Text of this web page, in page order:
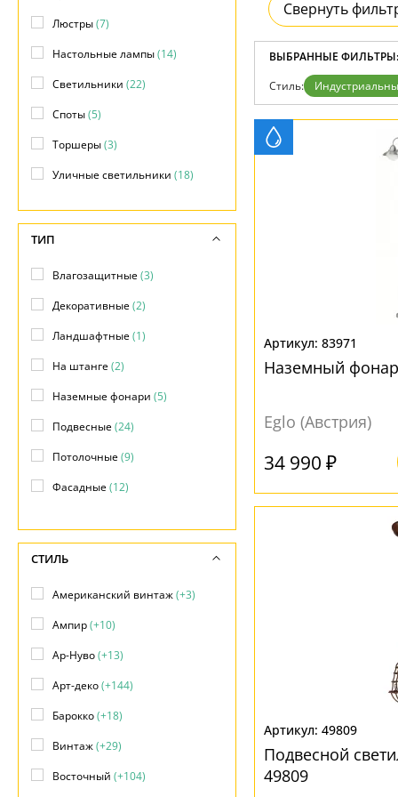
Доставка и оплата
Гарантия
Возврат
Установка
Бренды
Контакты
Свернуть
ВЫБРАННЫЕ ФИЛЬТРЫ:
Стиль:
83971
Наземный
Eglo (Австрия)
34 990 ₽
49809
Подвесной
49809
Люстры(7)
Настольные лампы(14)
Светильники (22)
Споты(5)
Торшеры(3)
Уличные светильники (18)
ТИП
Влагозащитные(3)
Декоративные(2)
Ландшафтные(1)
На штанге(2)
Наземные фонари (5)
Подвесные(24)
Потолочные(9)
Фасадные(12)
СТИЛЬ
Американский винтаж(+3)
Ампир(+10)
Ар-Нуво(+13)
Арт-деко(+144)
Барокко(+18)
Винтаж(+29)
Восточный (+104)